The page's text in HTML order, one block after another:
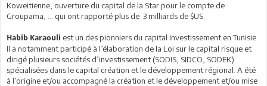
Koweitienne, ouverture du capital de la Star pour le compte de
Groupama, … qui ont rapporté plus de 3 milliards de $US.
Habib Karaouli est un des pionniers du capital investissement en Tunisie.
Il a notamment participé à l’élaboration de la Loi sur le capital risque et
dirigé plusieurs sociétés d’investissement (SODIS, SIDCO, SODEK)
spécialisées dans le capital création et le développement régional. A été
à l’origine et/ou accompagné la création et le développement et/ou mise